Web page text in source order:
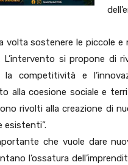
volta sostenere le piccole
L’intervento si propone di
la competitività e
alla coesione sociale e
rivolti alla creazione di
esistenti”.
che vuole dare
l’ossatura